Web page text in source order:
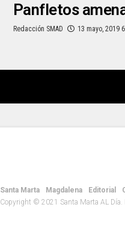
Panfletos
Redacción SMAD 13 mayo, 2019
Santa Marta Magdalena Editorial
Copyright © 2021 Santa Marta AL Día.